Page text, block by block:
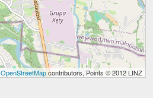
OpenStreetMapcontributors, Points © 2012 LINZ